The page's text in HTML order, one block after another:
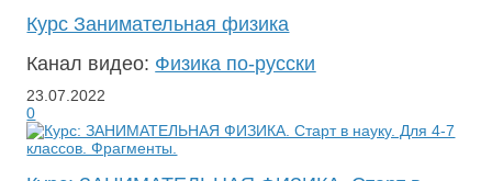
Курс Занимательная физика
Канал видео: Физика по-русски
23.07.2022
0